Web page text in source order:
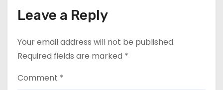
Leave a Reply
Your email address will not be published.
Required fields are marked *
Comment *